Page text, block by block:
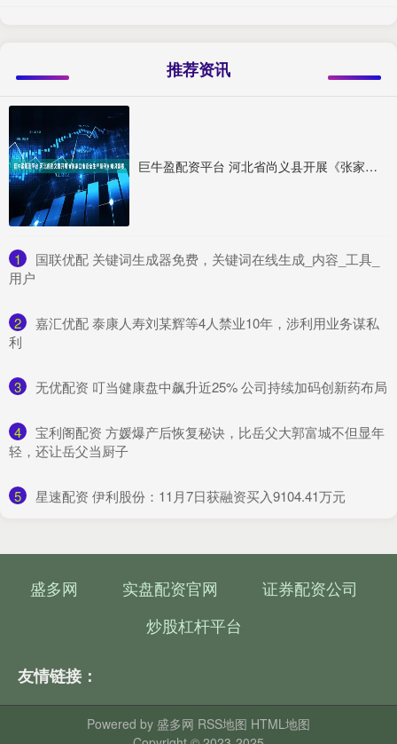
推荐资讯
巨牛盈配资平台 河北省尚义县开展《张家口市安全生产条例》知识竞赛
1
​国联优配 关键词生成器免费，关键词在线生成_内容_工具_
用户
2
​嘉汇优配 泰康人寿刘某辉等4人禁业10年，涉利用业务谋私
利
3 ​无优配资 叮当健康盘中飙升近25% 公司持续加码创新药布局
4
​宝利阁配资 方媛爆产后恢复秘诀，比岳父大郭富城不但显年
轻，还让岳父当厨子
5 ​星速配资 伊利股份：11月7日获融资买入9104.41万元
盛多网 实盘配资官网
证券配资公司
炒股杠杆平台
友情链接：
Powered by 盛多网 RSS地图 HTML地图